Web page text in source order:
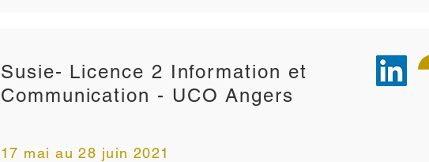
Susie- Licence 2 Information et
Communication - UCO Angers
17 mai au 28 juin 2021